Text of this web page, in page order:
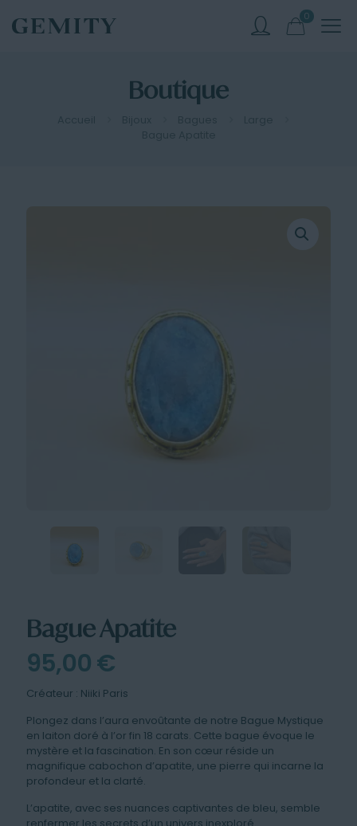
0
Boutique
Bague Apatite
95,00€
Créateur : Niiki Paris
Plongez dans l’aura envoûtante de notre Bague Mystique
en laiton doré à l’or fin 18 carats. Cette bague évoque le
mystère et la fascination. En son cœur réside un
magnifique cabochon d’apatite, une pierre qui incarne la
profondeur et la clarté.
L’apatite, avec ses nuances captivantes de bleu, semble